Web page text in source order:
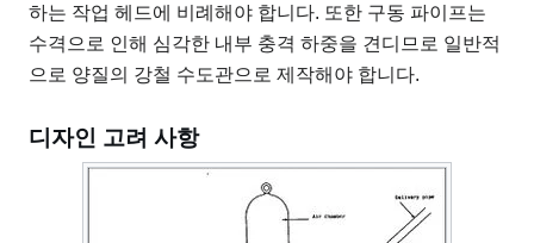
하는 작업 헤드에 비례해야 합니다. 또한 구동 파이프는
수격으로 인해 심각한 내부 충격 하중을 견디므로 일반적
으로 양질의 강철 수도관으로 제작해야 합니다.
디자인 고려 사항